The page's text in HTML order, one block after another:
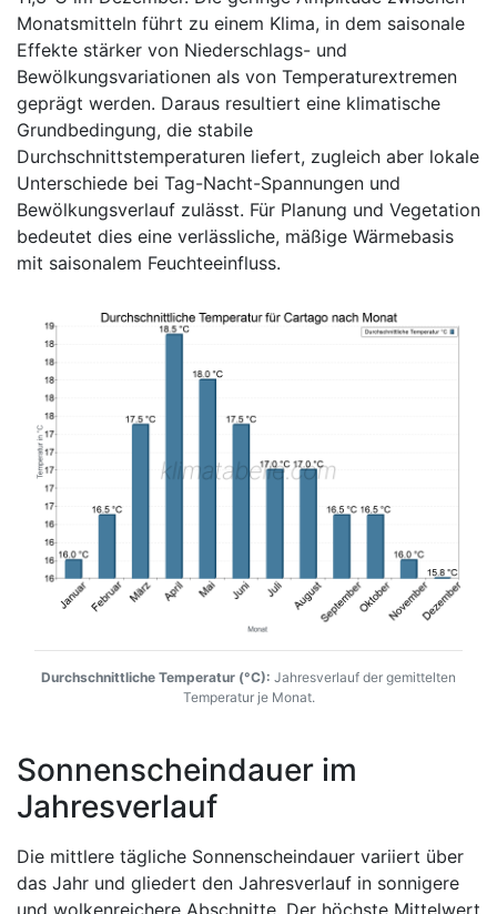
Monatsmitteln führt zu einem Klima, in dem saisonale
Effekte stärker von Niederschlags- und
Bewölkungsvariationen als von Temperaturextremen
geprägt werden. Daraus resultiert eine klimatische
Grundbedingung, die stabile
Durchschnittstemperaturen liefert, zugleich aber lokale
Unterschiede bei Tag-Nacht-Spannungen und
Bewölkungsverlauf zulässt. Für Planung und Vegetation
bedeutet dies eine verlässliche, mäßige Wärmebasis
mit saisonalem Feuchteeinfluss.
Durchschnittliche Temperatur (°C): Jahresverlauf der gemittelten
Temperatur je Monat.
Sonnenscheindauer im
Jahresverlauf
Die mittlere tägliche Sonnenscheindauer variiert über
das Jahr und gliedert den Jahresverlauf in sonnigere
und wolkenreichere Abschnitte. Der höchste Mittelwert